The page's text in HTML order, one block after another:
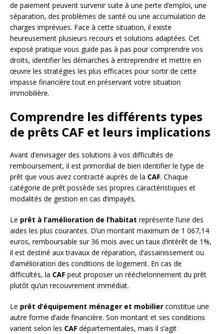
de paiement peuvent survenir suite à une perte d’emploi, une
séparation, des problèmes de santé ou une accumulation de
charges imprévues. Face à cette situation, il existe
heureusement plusieurs recours et solutions adaptées. Cet
exposé pratique vous guide pas à pas pour comprendre vos
droits, identifier les démarches à entreprendre et mettre en
œuvre les stratégies les plus efficaces pour sortir de cette
impasse financière tout en préservant votre situation
immobilière.
Comprendre les différents types
de prêts CAF et leurs implications
Avant d’envisager des solutions à vos difficultés de
remboursement, il est primordial de bien identifier le type de
prêt que vous avez contracté auprès de la CAF. Chaque
catégorie de prêt possède ses propres caractéristiques et
modalités de gestion en cas d’impayés.
Le prêt à l’amélioration de l’habitat représente l’une des
aides les plus courantes. D’un montant maximum de 1 067,14
euros, remboursable sur 36 mois avec un taux d’intérêt de 1%,
il est destiné aux travaux de réparation, d’assainissement ou
d’amélioration des conditions de logement. En cas de
difficultés, la CAF peut proposer un rééchelonnement du prêt
plutôt qu’un recouvrement immédiat.
Le prêt d’équipement ménager et mobilier constitue une
autre forme d’aide financière. Son montant et ses conditions
varient selon les CAF départementales, mais il s’agit